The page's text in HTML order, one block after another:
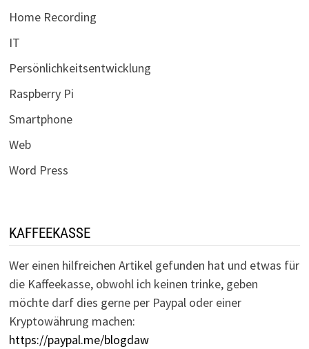
Home Recording
IT
Persönlichkeitsentwicklung
Raspberry Pi
Smartphone
Web
Word Press
KAFFEEKASSE
Wer einen hilfreichen Artikel gefunden hat und etwas für
die Kaffeekasse, obwohl ich keinen trinke, geben
möchte darf dies gerne per Paypal oder einer
Kryptowährung machen:
https://paypal.me/blogdaw